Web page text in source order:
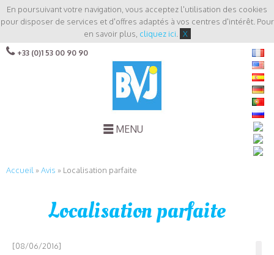
En poursuivant votre navigation, vous acceptez l'utilisation des cookies
pour disposer de services et d'offres adaptés à vos centres d'intérêt. Pour
en savoir plus, cliquez ici X
+33 (0)1 53 00 90 90
MENU
Accueil »Avis » Localisation parfaite
Localisation parfaite
[08/06/2016]